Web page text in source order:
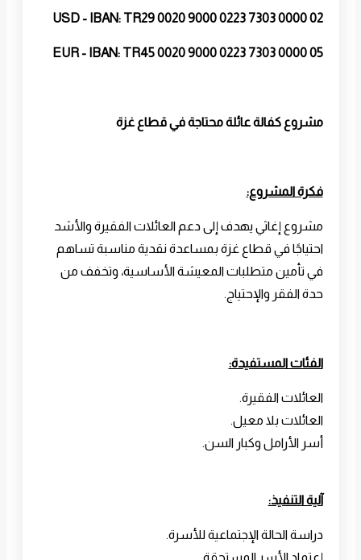
USD - IBAN: TR29 0020 9000 0223 7303 0000 02
EUR - IBAN: TR45 0020 9000 0223 7303 0000 05
مشروع كفالة عائلة محتاجة في قطاع غزة
فكرة المشروع:
مشروع إغاثي يهدف إلى دعم العائلات الفقيرة والأشد
احتياجًا في قطاع غزة بمساعدة نقدية مناسبة تساهم
في تأمين متطلبات المعيشة الأساسية، وتخفف من
حدة الفقر والإحتياج.
الفئات المستفيدة:
العائلات الفقيرة.
العائلات بلا معيل.
أسر الأرامل وكبار السن.
آلية التنفيذ:
دراسة الحالة الإجتماعية للأسرة.
إعتماد الأسر المستحقة.